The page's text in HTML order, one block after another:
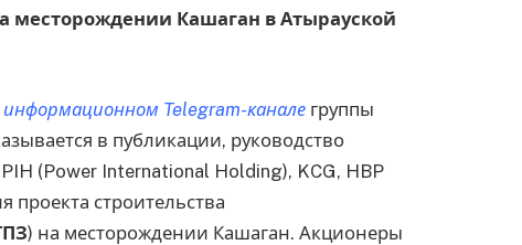
месторождении Кашаган в Атырауской
Telegram-каналегруппы
в публикации, руководство
(Power International Holding), KCG, HBP
проекта строительства
) на месторождении Кашаган. Акционеры